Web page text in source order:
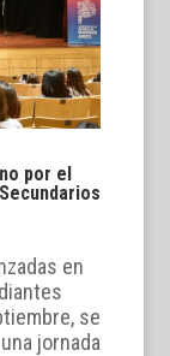
por el
en
se
jornada